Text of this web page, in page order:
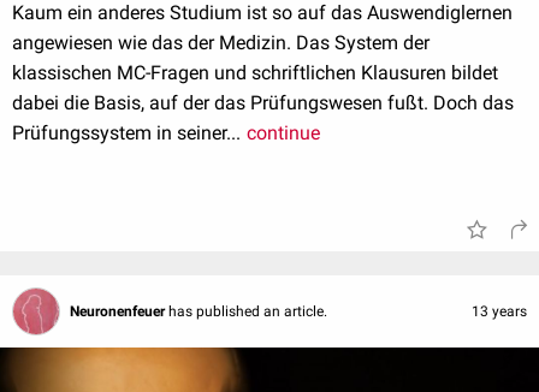
Kaum ein anderes Studium ist so auf das Auswendiglernen
angewiesen wie das der Medizin. Das System der
klassischen MC-Fragen und schriftlichen Klausuren bildet
dabei die Basis, auf der das Prüfungswesen fußt. Doch das
Prüfungssystem in seiner... continue
Neuronenfeuer has published an article. 13 years